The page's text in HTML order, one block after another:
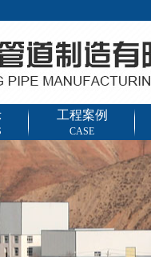
工程案例
CASE